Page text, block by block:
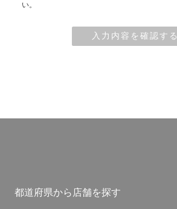
い。
入力内容を確認する
都道府県から店舗を探す